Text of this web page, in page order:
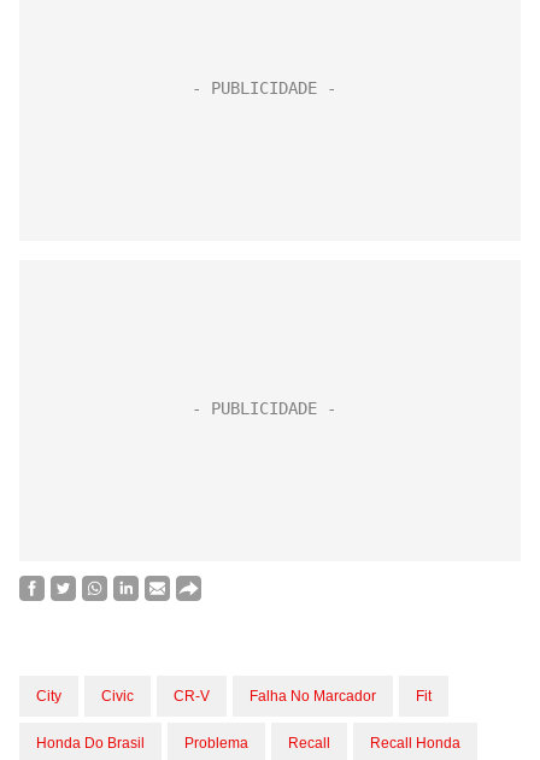
City Civic CR-V Falha No Marcador Fit
Honda Do Brasil Problema Recall Recall Honda